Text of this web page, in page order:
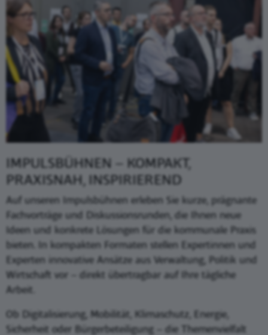
IMPULSBÜHNEN – KOMPAKT,
PRAXISNAH, INSPIRIEREND
Auf unseren Impulsbühnen erleben Sie kurze, prägnante
Fachvorträge und Diskussionsrunden, die Ihnen neue
Ideen und konkrete Lösungen für die kommunale Praxis
bieten. In kompakten Formaten stellen Expertinnen und
Experten innovative Ansätze aus Verwaltung, Politik und
Wirtschaft vor – direkt übertragbar auf Ihre tägliche
Arbeit.
Ob Digitalisierung, Mobilität, Klimaschutz, Energie,
Sicherheit oder Bürgerbeteiligung – die Themenvielfalt